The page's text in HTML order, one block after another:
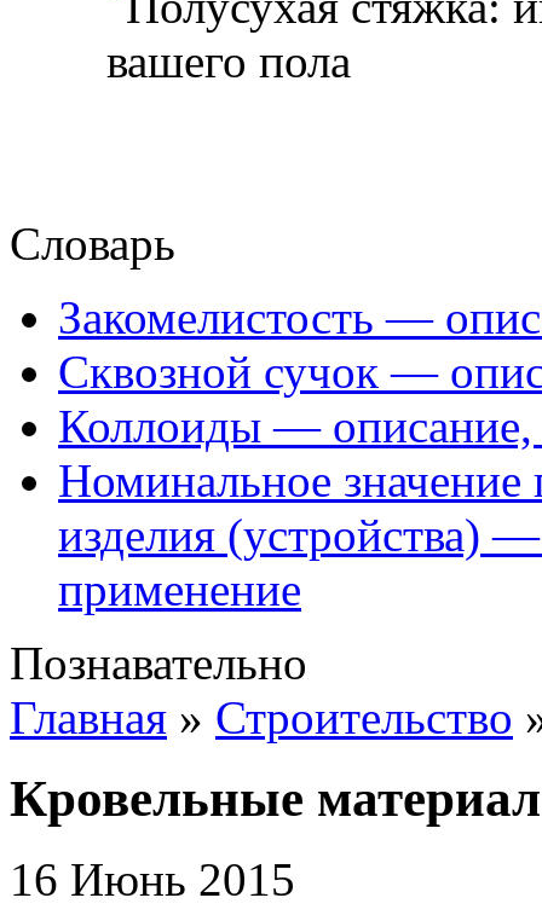
Словарь
Закомелистость —
Сквозной сучок —
Коллоиды — описание,
Номинальное значение
изделия (устройства)
применение
Познавательно
Главная » Строительство
Кровельные
16 Июнь 2015